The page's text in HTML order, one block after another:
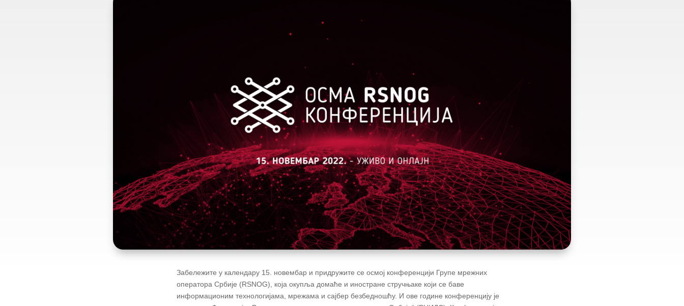
Забележите у календару 15. новембар и придружите се осмој конференцији Групе мрежних
оператора Србије (RSNOG), која окупља домаће и иностране стручњаке који се баве
информационим технологијама, мрежама и сајбер безбедношћу. И ове године конференцију је